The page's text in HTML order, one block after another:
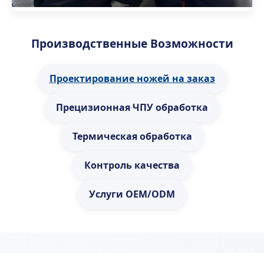
Производственные Возможности
Проектирование ножей на заказ
Прецизионная ЧПУ обработка
Термическая обработка
Контроль качества
Услуги OEM/ODM